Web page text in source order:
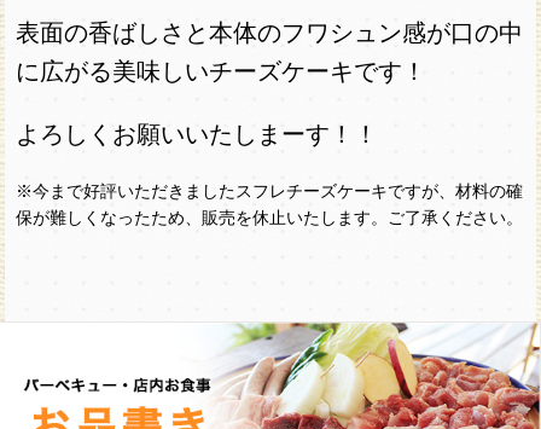
表面の香ばしさと本体のフワシュン感が口の中
に広がる美味しいチーズケーキです！
よろしくお願いいたしまーす！！
※今まで好評いただきましたスフレチーズケーキですが、材料の確
保が難しくなったため、販売を休止いたします。ご了承ください。